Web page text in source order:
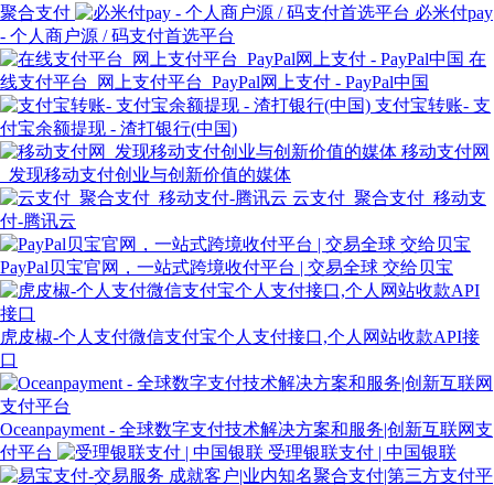
聚合支付
必米付pay
- 个人商户源 / 码支付首选平台
在
线支付平台_网上支付平台_PayPal网上支付 - PayPal中国
支付宝转账- 支
付宝余额提现 - 渣打银行(中国)
移动支付网
_发现移动支付创业与创新价值的媒体
云支付_聚合支付_移动支
付-腾讯云
PayPal贝宝官网，一站式跨境收付平台 | 交易全球 交给贝宝
虎皮椒-个人支付微信支付宝个人支付接口,个人网站收款API接
口
Oceanpayment - 全球数字支付技术解决方案和服务|创新互联网支
付平台
受理银联支付 | 中国银联